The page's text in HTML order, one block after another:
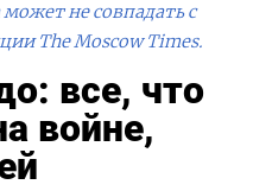
не совпадать с
The Moscow Times.
все, что
войне,